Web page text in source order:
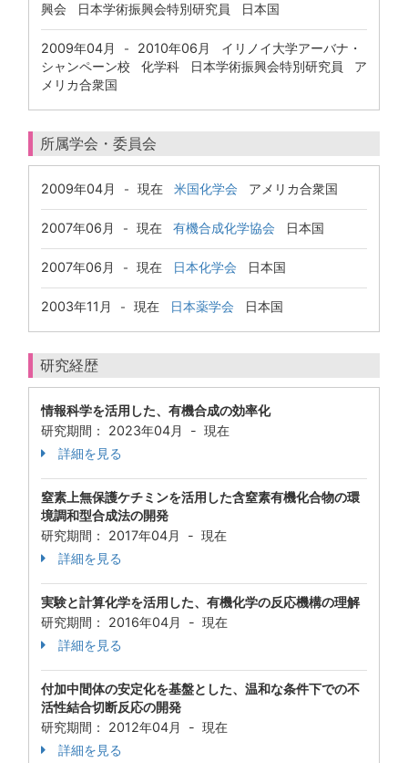
興会 日本学術振興会特別研究員 日本国
2009年04月 - 2010年06月
イリノイ大学アーバナ・
シャンペーン校 化学科 日本学術振興会特別研究員 ア
メリカ合衆国
所属学会・委員会
2009年04月 - 現在 米国化学会 アメリカ合衆国
2007年06月 - 現在 有機合成化学協会 日本国
2007年06月 - 現在 日本化学会 日本国
2003年11月 - 現在 日本薬学会 日本国
研究経歴
情報科学を活用した、有機合成の効率化
研究期間： 2023年04月 - 現在
詳細を見る
窒素上無保護ケチミンを活用した含窒素有機化合物の環
境調和型合成法の開発
研究期間： 2017年04月 - 現在
詳細を見る
実験と計算化学を活用した、有機化学の反応機構の理解
研究期間： 2016年04月 - 現在
詳細を見る
付加中間体の安定化を基盤とした、温和な条件下での不
活性結合切断反応の開発
研究期間： 2012年04月 - 現在
詳細を見る